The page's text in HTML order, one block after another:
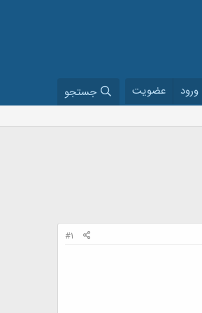
ورود عضویت جستجو
#1